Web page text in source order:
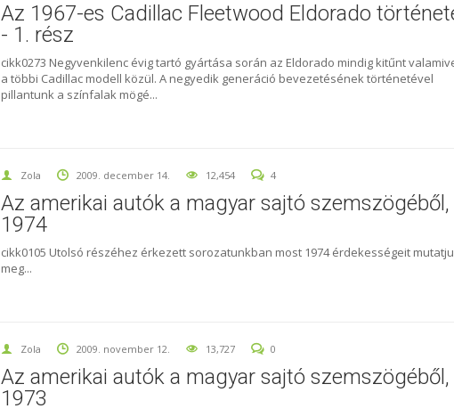
Az 1967-es Cadillac Fleetwood Eldorado
- 1. rész
cikk0273 Negyvenkilenc évig tartó gyártása során az Eldorado mindig kitűnt
a többi Cadillac modell közül. A negyedik generáció bevezetésének történetével
pillantunk a színfalak mögé...
Zola 2009. december 14. 12,454 4
Az amerikai autók a magyar sajtó szemszögéből,
1974
cikk0105 Utolsó részéhez érkezett sorozatunkban most 1974 érdekességeit
meg...
Zola 2009. november 12. 13,727 0
Az amerikai autók a magyar sajtó szemszögéből,
1973